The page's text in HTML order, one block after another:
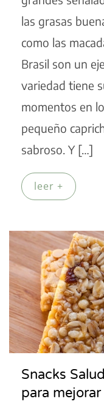
las grasas
como las
Brasil son un
variedad tiene
momentos en
pequeño
sabroso. Y […]
leer +
Snacks
para